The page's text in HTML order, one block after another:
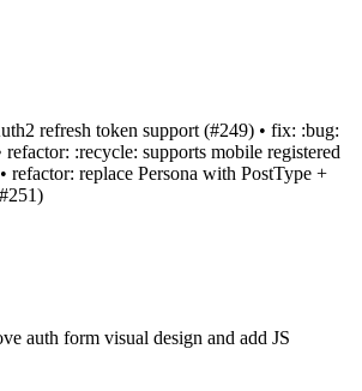
refresh token support (#249) • fix: :bug:
:recycle: supports mobile registered
refactor: replace Persona with PostType +
auth form visual design and add JS